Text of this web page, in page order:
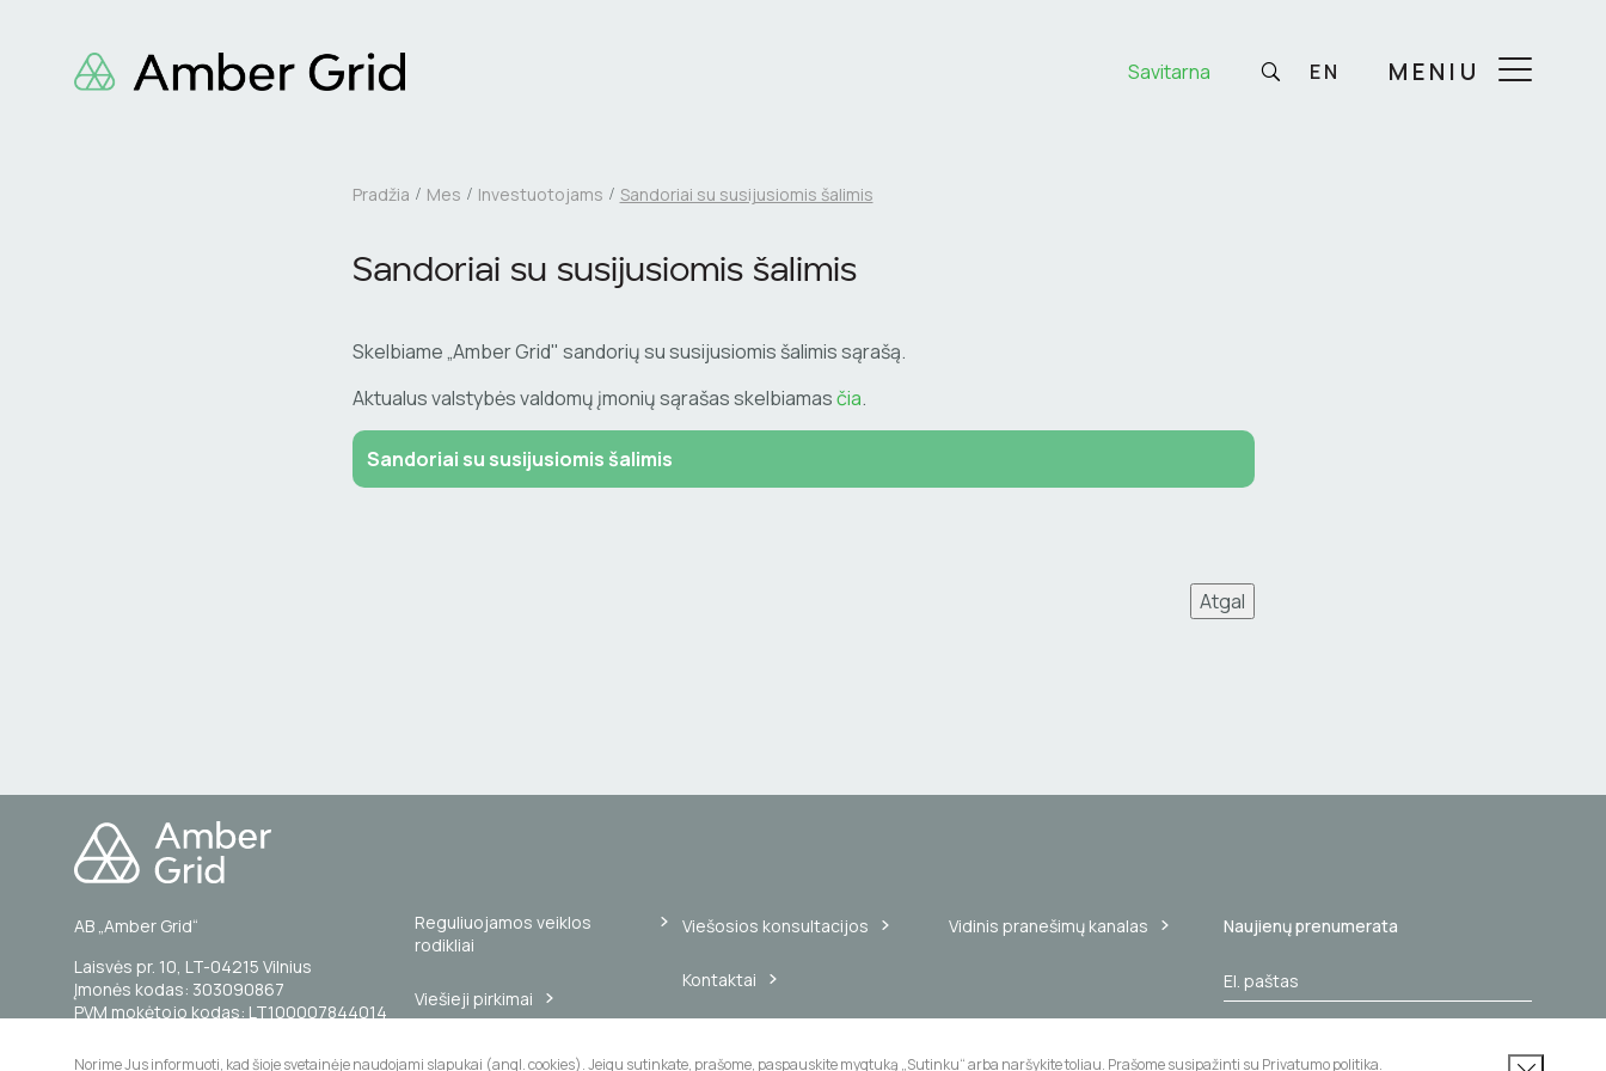
Savitarna EN MENIU
Pradžia Mes Investuotojams Sandoriai su susijusiomis šalimis
Sandoriai su susijusiomis šalimis
Skelbiame „Amber Grid" sandorių su susijusiomis šalimis sąrašą.
Aktualus valstybės valdomų įmonių sąrašas skelbiamasčia.
Sandoriai su susijusiomis šalimis
Atgal
AB „Amber Grid“
Laisvės pr. 10, LT-04215 Vilnius
Įmonės kodas: 303090867
PVM mokėtojo kodas: LT100007844014
Reguliuojamos veiklos
rodikliai
Viešieji pirkimai
Viešosios konsultacijos
Kontaktai
Vidinis pranešimų kanalas Naujienų prenumerata
Norime Jus informuoti, kad šioje svetainėje naudojami slapukai (angl. cookies). Jeigu sutinkate, prašome, paspauskite mygtuką „Sutinku“ arba naršykite toliau. Prašome susipažinti su Privatumo politika.